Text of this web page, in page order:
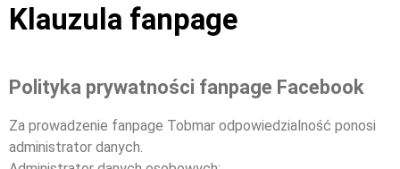
Klauzula fanpage
Polityka prywatności fanpage Facebook
Za prowadzenie fanpage Tobmar odpowiedzialność ponosi
administrator danych.